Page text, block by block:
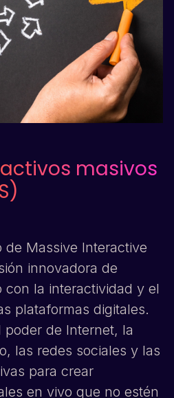
masivos
de Massive Interactive
innovadora de
con la interactividad y el
plataformas digitales.
poder de Internet, la
las redes sociales y las
para crear
en vivo que no estén